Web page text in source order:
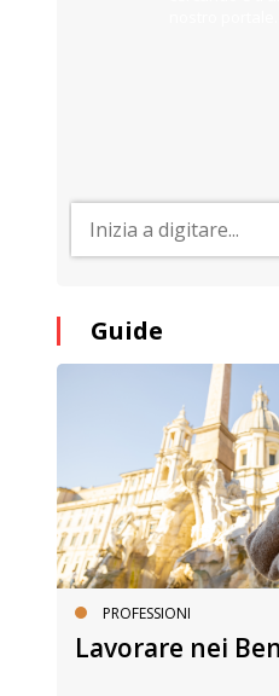
Guide
PROFESSIONI
Lavorare nei